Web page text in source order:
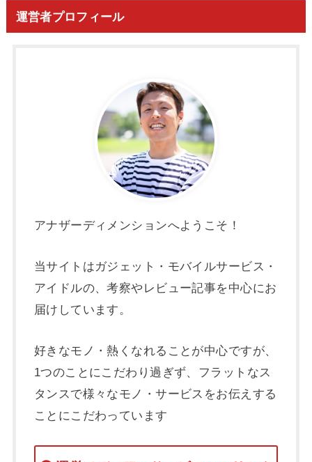
運営者プロフィール
アナザーディメンションへようこそ！
当サイトはガジェット・モバイルサービス・
アイドルの、考察やレビュー記事を中心にお
届けしています。
好きなモノ・熱くなれることが中心ですが、
1つのことにこだわり過ぎず、フラットなス
タンスで様々なモノ・サービスをお伝えする
ことにこだわっています